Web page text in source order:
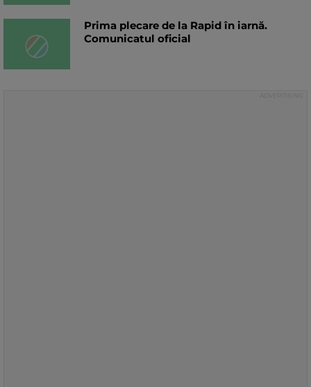
Prima plecare de la Rapid în iarnă.
Comunicatul oficial